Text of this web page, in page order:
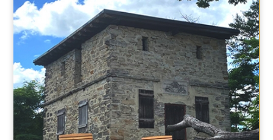
WELLNESS